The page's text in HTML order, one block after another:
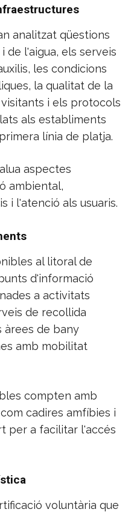
analitzat qüestions
de l'aigua, els serveis
les condicions
la qualitat de la
i els protocols
als establiments
línia de platja.
aspectes
ambiental,
i l'atenció als usuaris.
al litoral de
d'informació
a activitats
de recollida
àrees de bany
amb mobilitat
compten amb
cadires amfíbies i
per a facilitar l'accés
voluntària que